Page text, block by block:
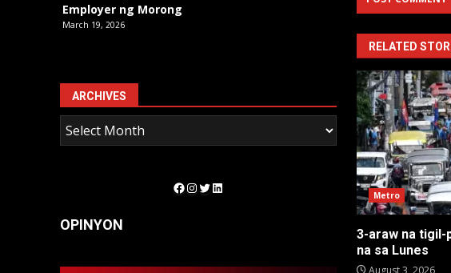
RELATED
Metro
3-araw na tigil-
na sa Lunes
August 3, 2026
Employer ng Morong
March 19, 2026
ARCHIVES
Facebook
Instagram
Twitter
LinkedIn
OPINYON